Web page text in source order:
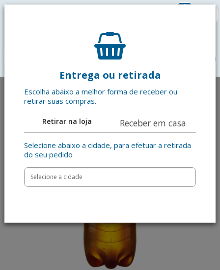
0
Entrega ou retirada
Escolha abaixo a melhor forma de receber ou
retirar suas compras.
Retirar na loja Receber em casa
Selecione abaixo a cidade, para efetuar a retirada
do seu pedido